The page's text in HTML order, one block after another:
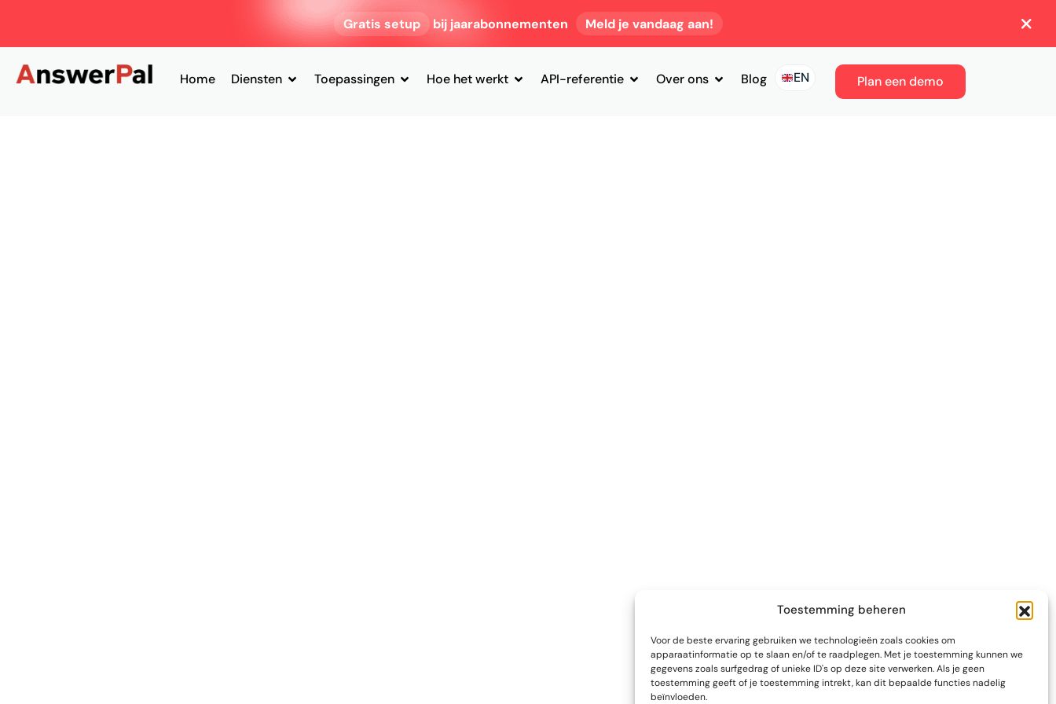
Toestemming beheren
Voor de beste ervaring gebruiken we technologieën zoals cookies om
apparaatinformatie op te slaan en/of te raadplegen. Met je toestemming kunnen we
gegevens zoals surfgedrag of unieke ID's op deze site verwerken. Als je geen
toestemming geeft of je toestemming intrekt, kan dit bepaalde functies nadelig
beïnvloeden.
Gratis setup bij jaarabonnementen Meld je vandaag aan!
Home Diensten Toepassingen Hoe het werkt API-referentie Over ons Blog EN Plan een demo